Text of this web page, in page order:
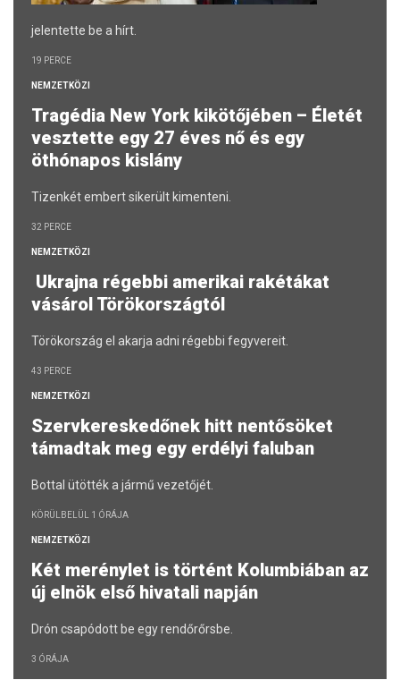
jelentette be a hírt.
19 PERCE
NEMZETKÖZI
Tragédia New York kikötőjében – Életét
vesztette egy 27 éves nő és egy
öthónapos kislány
Tizenkét embert sikerült kimenteni.
32 PERCE
NEMZETKÖZI
Ukrajna régebbi amerikai rakétákat
vásárol Törökországtól
Törökország el akarja adni régebbi fegyvereit.
43 PERCE
NEMZETKÖZI
Szervkereskedőnek hitt nentősöket
támadtak meg egy erdélyi faluban
Bottal ütötték a jármű vezetőjét.
KÖRÜLBELÜL 1 ÓRÁJA
NEMZETKÖZI
Két merénylet is történt Kolumbiában az
új elnök első hivatali napján
Drón csapódott be egy rendőrőrsbe.
3 ÓRÁJA